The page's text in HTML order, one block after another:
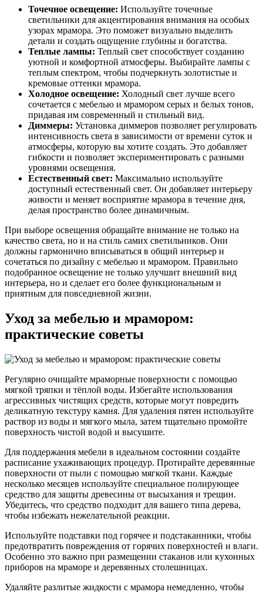
Точечное освещение: Используйте точечные
светильники для акцентирования внимания на особых
узорах мрамора. Это поможет визуально выделить
детали и создать ощущение глубины и богатства.
Теплые лампы: Теплый свет способствует созданию
уютной и комфортной атмосферы. Выбирайте лампы с
теплым спектром, чтобы подчеркнуть золотистые и
кремовые оттенки мрамора.
Холодное освещение: Холодный свет лучше всего
сочетается с мебелью и мрамором серых и белых тонов,
придавая им современный и стильный вид.
Диммеры: Установка диммеров позволяет регулировать
интенсивность света в зависимости от времени суток и
атмосферы, которую вы хотите создать. Это добавляет
гибкости и позволяет экспериментировать с разными
уровнями освещения.
Естественный свет: Максимально используйте
доступный естественный свет. Он добавляет интерьеру
живости и меняет восприятие мрамора в течение дня,
делая пространство более динамичным.
При выборе освещения обращайте внимание не только на
качество света, но и на стиль самих светильников. Они
должны гармонично вписываться в общий интерьер и
сочетаться по дизайну с мебелью и мрамором. Правильно
подобранное освещение не только улучшит внешний вид
интерьера, но и сделает его более функциональным и
приятным для повседневной жизни.
Уход за мебелью и мрамором:
практические советы
Регулярно очищайте мраморные поверхности с помощью
мягкой тряпки и тёплой воды. Избегайте использования
агрессивных чистящих средств, которые могут повредить
деликатную текстуру камня. Для удаления пятен используйте
раствор из воды и мягкого мыла, затем тщательно промойте
поверхность чистой водой и высушите.
Для поддержания мебели в идеальном состоянии создайте
расписание ухаживающих процедур. Протирайте деревянные
поверхности от пыли с помощью мягкой ткани. Каждые
несколько месяцев используйте специальное полирующее
средство для защиты древесины от высыхания и трещин.
Убедитесь, что средство подходит для вашего типа дерева,
чтобы избежать нежелательной реакции.
Используйте подставки под горячее и подстаканники, чтобы
предотвратить повреждения от горячих поверхностей и влаги.
Особенно это важно при размещении стаканов или кухонных
приборов на мраморе и деревянных столешницах.
Удаляйте разлитые жидкости с мрамора немедленно, чтобы